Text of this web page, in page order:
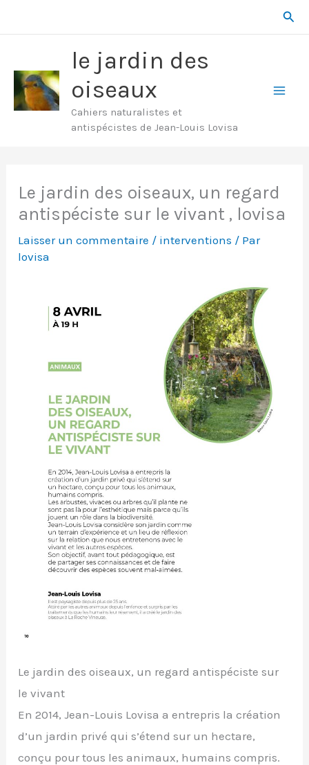
au
le jardin des
oiseaux
Cahiers naturalistes et
antispécistes de Jean-Louis Lovisa
Le jardin des oiseaux, un regard
antispéciste sur le vivant , lovisa
Laisser un commentaire / interventions / Par
lovisa
Le jardin des oiseaux, un regard antispéciste sur
le vivant
En 2014, Jean-Louis Lovisa a entrepris la création
d’un jardin privé qui s’étend sur un hectare,
conçu pour tous les animaux, humains compris.